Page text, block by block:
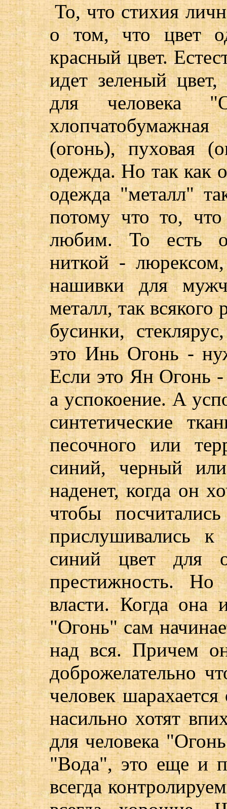
То, что стихия
о том, что цвет
красный цвет.
идет зеленый
для человека
(огонь), пуховая
одежда. Но так как
одежда "металл"
потому что то,
любим. То есть
ниткой -
нашивки для
металл, так
бусинки,
это Инь Огонь -
Если это Ян Огонь
а успокоение. А
синтетические
песочного или
синий, черный
наденет, когда он
чтобы
прислушивались
синий цвет для
престижность.
власти. Когда она
"Огонь" сам
над вся. Причем
доброжелательно
человек
насильно хотят
для человека
"Вода", это еще и
всегда